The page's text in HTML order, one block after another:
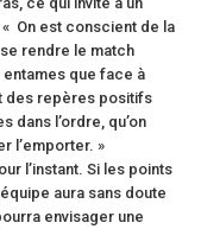
On est conscient de la
rendre le match
que face à
des repères positifs
dans l’ordre, qu’on
l’emporter. »
l’instant. Si les points
aura sans doute
envisager une